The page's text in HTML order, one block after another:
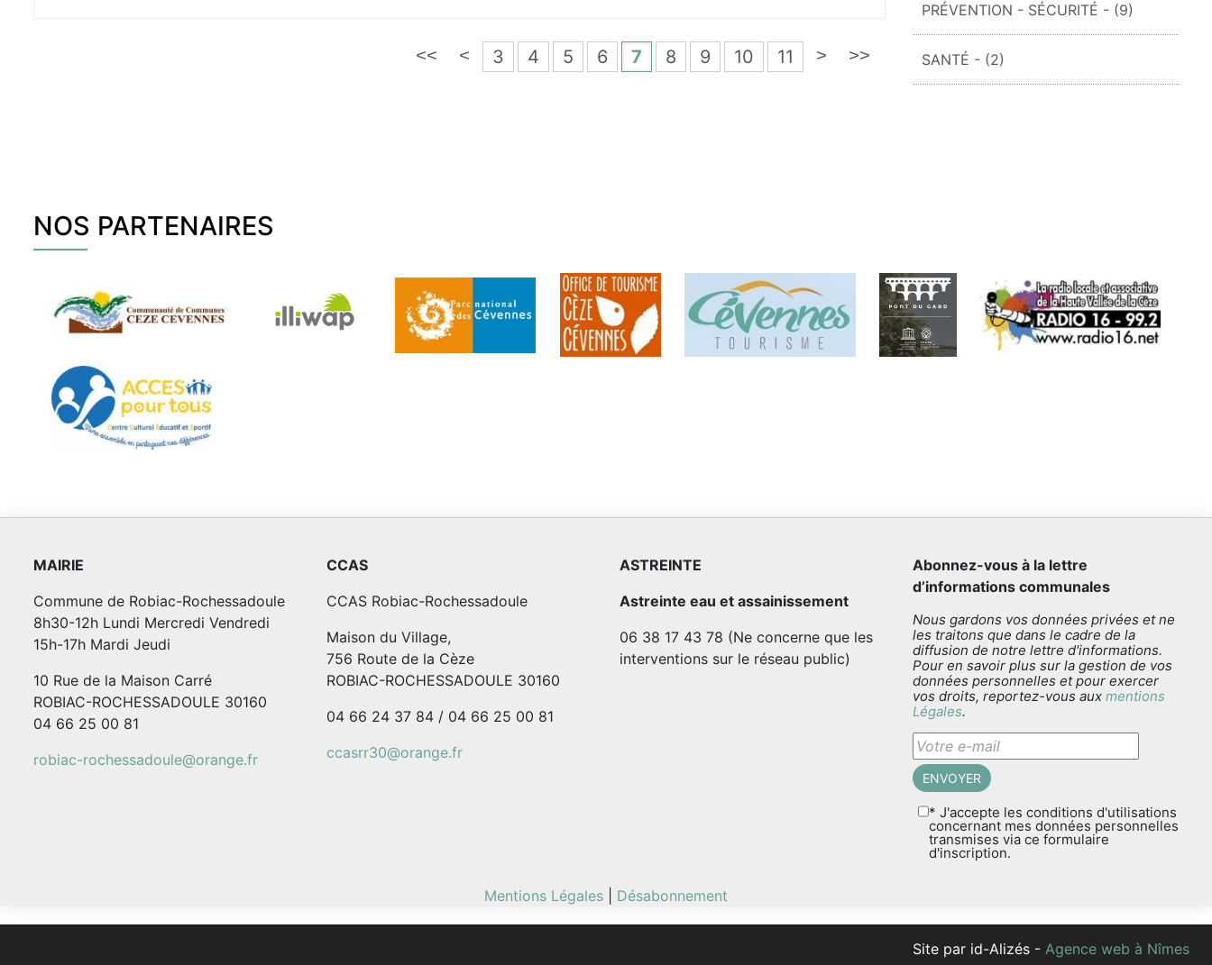
<< < 3 4 5 6 7 8 9 10 11 > >>
PRÉVENTION - SÉCURITÉ - (9)
SANTÉ - (2)
NOS PARTENAIRES
MAIRIE
Commune de Robiac-Rochessadoule
8h30-12h Lundi Mercredi Vendredi
15h-17h Mardi Jeudi
10 Rue de la Maison Carré
ROBIAC-ROCHESSADOULE 30160
04 66 25 00 81
robiac-rochessadoule@orange.fr
CCAS
CCAS Robiac-Rochessadoule
Maison du Village,
756 Route de la Cèze
ROBIAC-ROCHESSADOULE 30160
04 66 24 37 84 / 04 66 25 00 81
ccasrr30@orange.fr
ASTREINTE
Astreinte eau et assainissement
06 38 17 43 78 (Ne concerne que les
interventions sur le réseau public)
Abonnez-vous à la lettre
d’informations communales
Nous gardons vos données privées et ne
les traitons que dans le cadre de la
diffusion de notre lettre d'informations.
Pour en savoir plus sur la gestion de vos
données personnelles et pour exercer
vos droits, reportez-vous aux mentions
Légales.
* J'accepte les conditions d'utilisations
concernant mes données personnelles
transmises via ce formulaire
d'inscription.
Mentions Légales Désabonnement
Site par id-Alizés - Agence web à Nîmes